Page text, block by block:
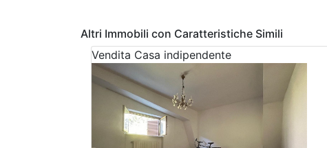
Altri Immobili con Caratteristiche Simili
Vendita Casa indipendente